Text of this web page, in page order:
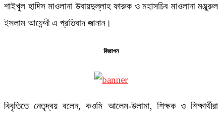
শাইখুল হাদিস মাওলানা উবায়দুল্লাহ ফারুক ও মহাসচিব মাওলানা মঞ্জুরুল
ইসলাম আফেন্দী এ প্রতিবাদ জানান।
বিজ্ঞাপন
বিবৃতিতে নেতৃদ্বয় বলেন, কওমি আলেম-উলামা, শিক্ষক ও শিক্ষার্থীরা